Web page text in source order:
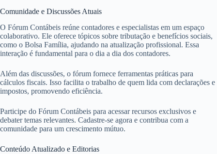
Comunidade e Discussões Atuais
O Fórum Contábeis reúne contadores e especialistas em um espaço
colaborativo. Ele oferece tópicos sobre tributação e benefícios sociais,
como o Bolsa Família, ajudando na atualização profissional. Essa
interação é fundamental para o dia a dia dos contadores.
Além das discussões, o fórum fornece ferramentas práticas para
cálculos fiscais. Isso facilita o trabalho de quem lida com declarações e
impostos, promovendo eficiência.
Participe do Fórum Contábeis para acessar recursos exclusivos e
debater temas relevantes. Cadastre-se agora e contribua com a
comunidade para um crescimento mútuo.
Conteúdo Atualizado e Editorias